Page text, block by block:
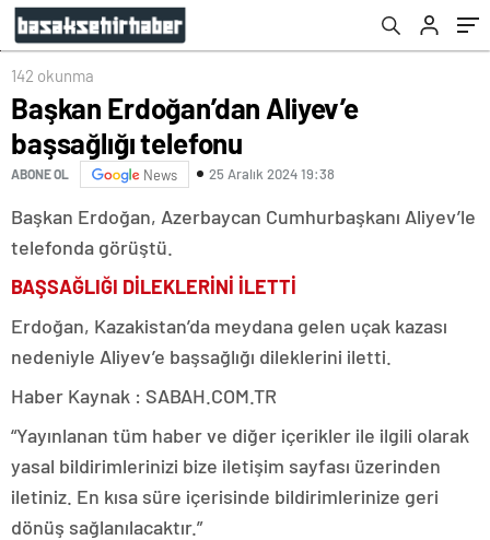
142 okunma
Başkan Erdoğan’dan Aliyev’e
başsağlığı telefonu
ABONE OL News 25 Aralık 2024 19:38
Başkan Erdoğan, Azerbaycan Cumhurbaşkanı Aliyev’le
telefonda görüştü.
BAŞSAĞLIĞI DİLEKLERİNİ İLETTİ
Erdoğan, Kazakistan’da meydana gelen uçak kazası
nedeniyle Aliyev’e başsağlığı dileklerini iletti.
Haber Kaynak : SABAH.COM.TR
“Yayınlanan tüm haber ve diğer içerikler ile ilgili olarak
yasal bildirimlerinizi bize iletişim sayfası üzerinden
iletiniz. En kısa süre içerisinde bildirimlerinize geri
dönüş sağlanılacaktır.”